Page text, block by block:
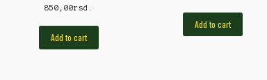
850,00rsd.
Add to cart
Add to cart